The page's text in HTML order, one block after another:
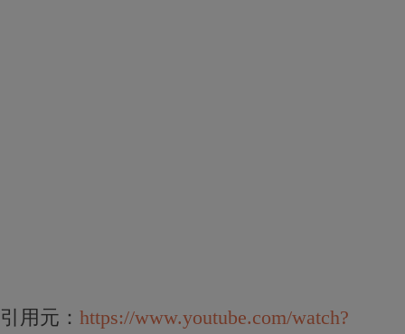
引用元： https://www.youtube.com/watch?